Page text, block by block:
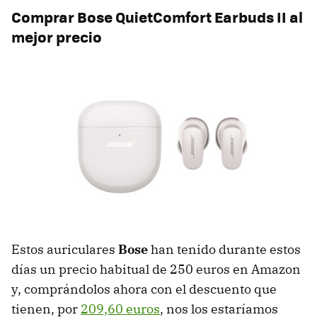
Comprar Bose QuietComfort Earbuds II al
mejor precio
Estos auriculares Bosehan tenido durante estos
días un precio habitual de 250 euros en Amazon
y, comprándolos ahora con el descuento que
tienen, por 209,60 euros, nos los estaríamos